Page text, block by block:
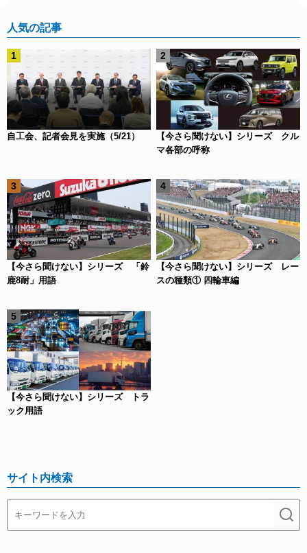
人気の記事
自工会、記者会見を実施（5/21）
【今さら聞けない】シリーズ クル
マ各部の呼称
【今さら聞けない】シリーズ 「鈴
鹿8耐」用語
【今さら聞けない】シリーズ レー
スの種類① 四輪車編
【今さら聞けない】シリーズ トラ
ック用語
サイト内検索